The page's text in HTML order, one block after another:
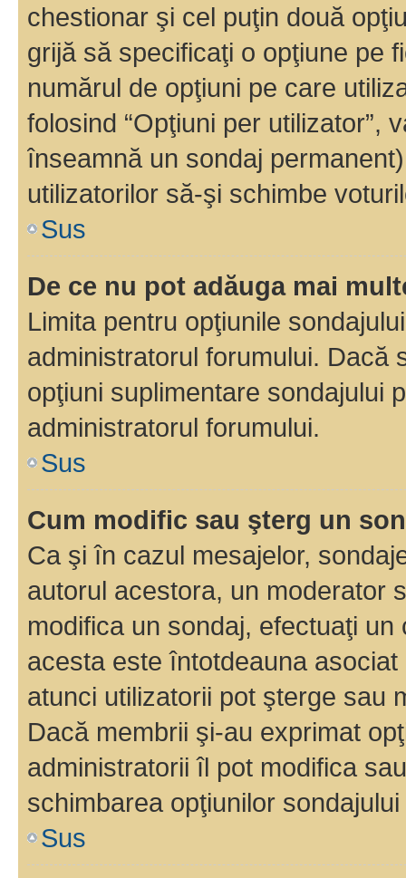
chestionar şi cel puţin două
grijă să specificaţi o opţiune pe
numărul de opţiuni pe care
folosind “Opţiuni per utilizator”,
înseamnă un sondaj
utilizatorilor să-şi schimbe
Sus
De ce nu pot adăuga mai
Limita pentru opţiunile
administratorul forumului. Dacă
opţiuni suplimentare sondajului
administratorul forumului.
Sus
Cum modific sau şterg un
Ca şi în cazul mesajelor,
autorul acestora, un moderator
modifica un sondaj, efectuaţi
acesta este întotdeauna
atunci utilizatorii pot şterge sau
Dacă membrii şi-au exprimat
administratorii îl pot modifica
schimbarea opţiunilor
Sus